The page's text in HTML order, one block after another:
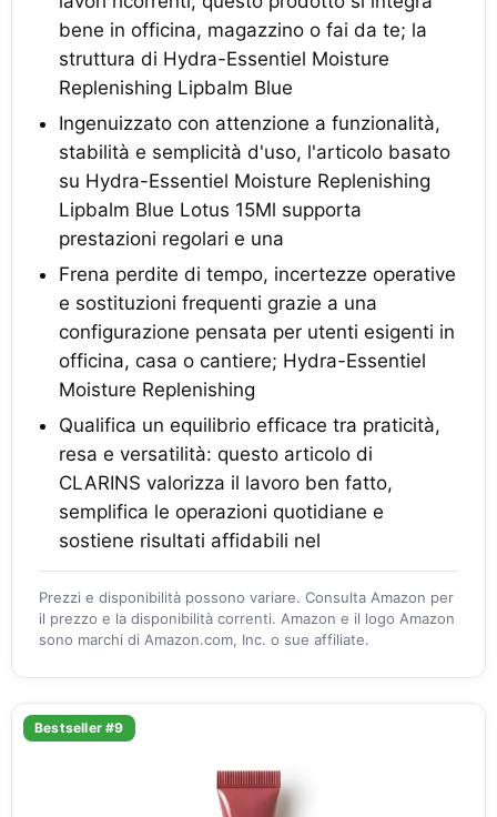
bene in officina, magazzino o fai da te; la
struttura di Hydra-Essentiel Moisture
Replenishing Lipbalm Blue
Ingenuizzato con attenzione a funzionalità,
stabilità e semplicità d'uso, l'articolo basato
su Hydra-Essentiel Moisture Replenishing
Lipbalm Blue Lotus 15Ml supporta
prestazioni regolari e una
Frena perdite di tempo, incertezze operative
e sostituzioni frequenti grazie a una
configurazione pensata per utenti esigenti in
officina, casa o cantiere; Hydra-Essentiel
Moisture Replenishing
Qualifica un equilibrio efficace tra praticità,
resa e versatilità: questo articolo di
CLARINS valorizza il lavoro ben fatto,
semplifica le operazioni quotidiane e
sostiene risultati affidabili nel
Prezzi e disponibilità possono variare. Consulta Amazon per
il prezzo e la disponibilità correnti. Amazon e il logo Amazon
sono marchi di Amazon.com, Inc. o sue affiliate.
Bestseller #9